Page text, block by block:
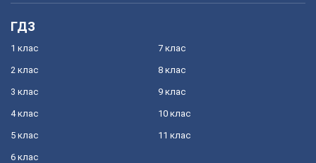
ГДЗ
1 клас
2 клас
3 клас
4 клас
5 клас
6 клас
7 клас
8 клас
9 клас
10 клас
11 клас